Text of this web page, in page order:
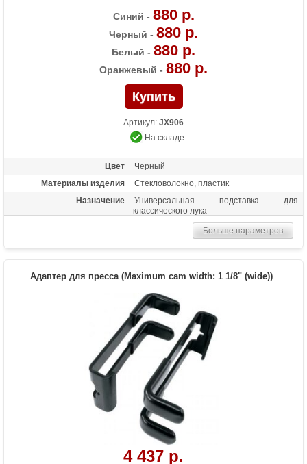
Синий - 880 р.
Черный - 880 р.
Белый - 880 р.
Оранжевый - 880 р.
Артикул: JX906
На складе
Цвет
Черный
Материалы изделия
Стекловолокно, пластик
Назначение
Универсальная подставка для
классического лука
Больше параметров
Адаптер для пресса (Maximum cam width: 1 1/8" (wide))
4 437 р.